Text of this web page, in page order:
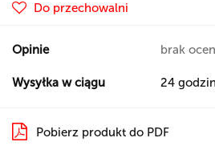
Do przechowalni
Opinie brak ocen
Wysyłka w ciągu 24
Pobierz produkt do PDF